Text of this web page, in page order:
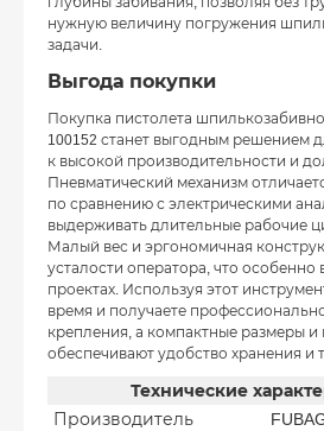
нужную величину погружения
задачи.
Выгода покупки
Покупка пистолета
100152 станет выгодным решением
к высокой производительности и
Пневматический механизм
по сравнению с электрическими
выдерживать длительные рабочие
Малый вес и эргономичная
усталости оператора, что
проектах. Используя этот
время и получаете
крепления, а компактные размеры и
обеспечивают удобство хранения и
Технические
Производитель